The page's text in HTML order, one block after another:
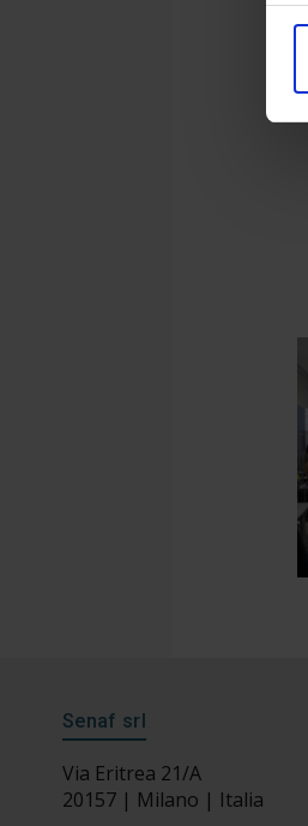
Senaf srl
Via Eritrea 21/A
20157 | Milano | Italia